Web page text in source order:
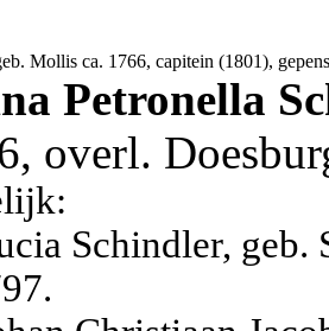
Mollis ca. 1766, capitein (1801),
Petronella
overl.
Schindler, geb.